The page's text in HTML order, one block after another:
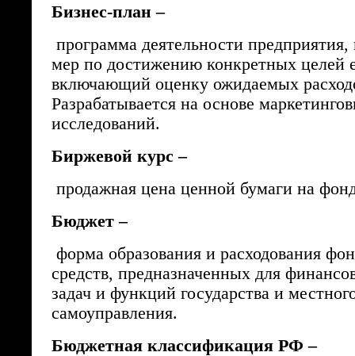
Бизнес-план –
программа деятельности
мер по достижению конкретных целей
включающий оценку ожидаемых
Разрабатывается на основе
исследований.
Биржевой курс –
продажная цена ценной бумаги на
Бюджет –
форма образования и расходования
средств, предназначенных для
задач и функций государства и
самоуправления.
Бюджетная классификация РФ –